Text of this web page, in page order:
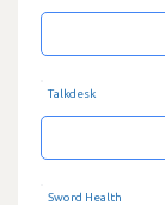
Talkdesk
Sword Health